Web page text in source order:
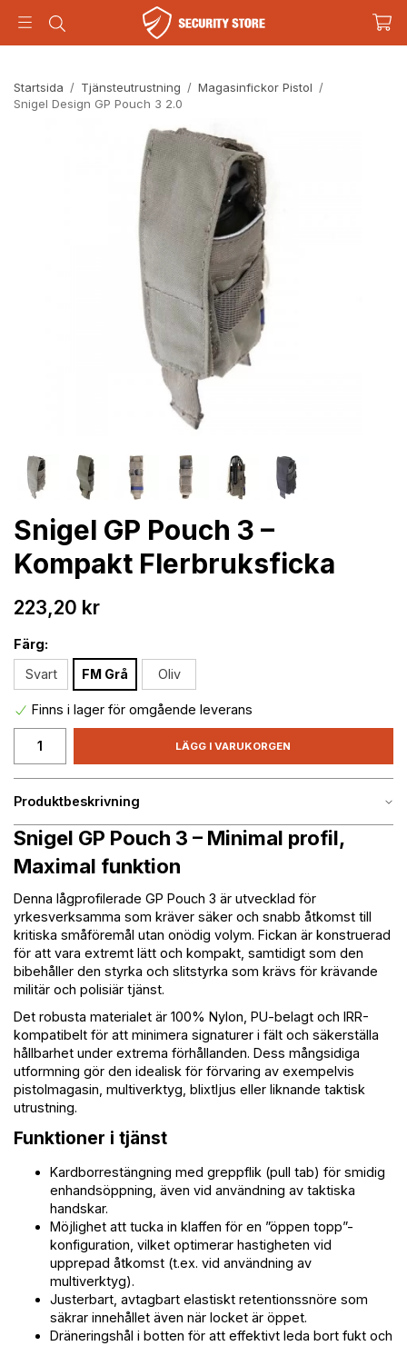
Startsida / Tjänsteutrustning / Magasinfickor Pistol /
Snigel Design GP Pouch 3 2.0
Snigel GP Pouch 3 –
Kompakt Flerbruksficka
223,20 kr
Färg:
Svart
FM Grå Oliv
Finns i lager för omgående leverans
LÄGG I VARUKORGEN
Produktbeskrivning
Snigel GP Pouch 3 – Minimal profil,
Maximal funktion
Denna lågprofilerade GP Pouch 3 är utvecklad för
yrkesverksamma som kräver säker och snabb åtkomst till
kritiska småföremål utan onödig volym. Fickan är konstruerad
för att vara extremt lätt och kompakt, samtidigt som den
bibehåller den styrka och slitstyrka som krävs för krävande
militär och polisiär tjänst.
Det robusta materialet är 100% Nylon, PU-belagt och IRR-
kompatibelt för att minimera signaturer i fält och säkerställa
hållbarhet under extrema förhållanden. Dess mångsidiga
utformning gör den idealisk för förvaring av exempelvis
pistolmagasin, multiverktyg, blixtljus eller liknande taktisk
utrustning.
Funktioner i tjänst
Kardborrestängning med greppflik (pull tab) för smidig
enhandsöppning, även vid användning av taktiska
handskar.
Möjlighet att tucka in klaffen för en ”öppen topp”-
konfiguration, vilket optimerar hastigheten vid
upprepad åtkomst (t.ex. vid användning av
multiverktyg).
Justerbart, avtagbart elastiskt retentionssnöre som
säkrar innehållet även när locket är öppet.
Dräneringshål i botten för att effektivt leda bort fukt och